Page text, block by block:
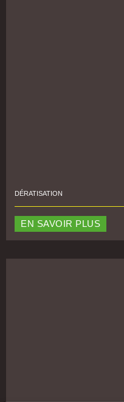
DÉRATISATION
EN SAVOIR PLUS